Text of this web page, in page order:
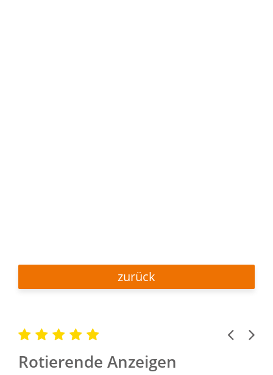
zurück
Rotierende Anzeigen
Previous
Next